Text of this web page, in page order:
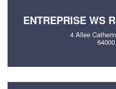
ENTREPRISE WS
4 Allee